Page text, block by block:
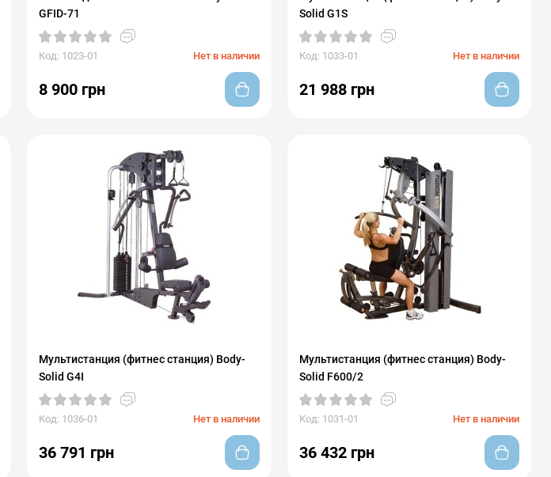
GFID-71
Код: 1023-01 Нет в наличии
8 900 грн
Solid G1S
Код: 1033-01 Нет в наличии
21 988 грн
Мультистанция (фитнес станция) Body-
Solid G4I
Код: 1036-01 Нет в наличии
36 791 грн
Мультистанция (фитнес станция) Body-
Solid F600/2
Код: 1031-01 Нет в наличии
36 432 грн